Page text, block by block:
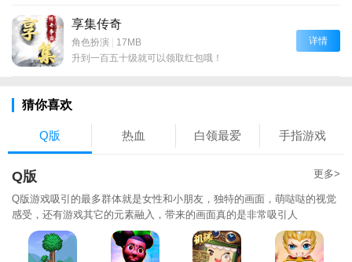
享集传奇
角色扮演 | 17MB
升到一百五十级就可以领取红包哦！
详情
猜你喜欢
Q版 热血 白领最爱 手指游戏
Q版 更多>
Q版游戏吸引的最多群体就是女性和小朋友，独特的画面，萌哒哒的视觉
感受，还有游戏其它的元素融入，带来的画面真的是非常吸引人